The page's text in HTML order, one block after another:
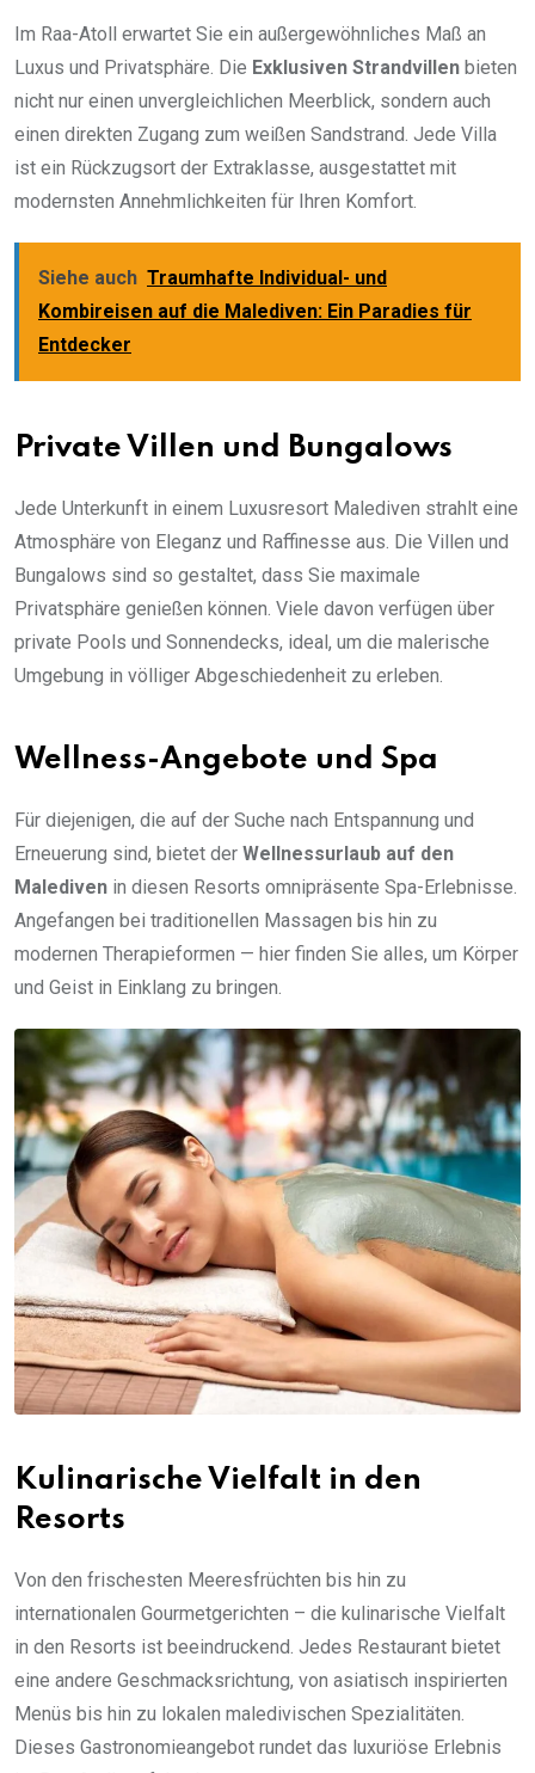
Im Raa-Atoll erwartet Sie ein außergewöhnliches Maß an
Luxus und Privatsphäre. Die Exklusiven Strandvillen bieten
nicht nur einen unvergleichlichen Meerblick, sondern auch
einen direkten Zugang zum weißen Sandstrand. Jede Villa
ist ein Rückzugsort der Extraklasse, ausgestattet mit
modernsten Annehmlichkeiten für Ihren Komfort.
Siehe auch Traumhafte Individual- und
Kombireisen auf die Malediven: Ein Paradies für
Entdecker
Private Villen und Bungalows
Jede Unterkunft in einem Luxusresort Malediven strahlt eine
Atmosphäre von Eleganz und Raffinesse aus. Die Villen und
Bungalows sind so gestaltet, dass Sie maximale
Privatsphäre genießen können. Viele davon verfügen über
private Pools und Sonnendecks, ideal, um die malerische
Umgebung in völliger Abgeschiedenheit zu erleben.
Wellness-Angebote und Spa
Für diejenigen, die auf der Suche nach Entspannung und
Erneuerung sind, bietet der Wellnessurlaub auf den
Malediven in diesen Resorts omnipräsente Spa-Erlebnisse.
Angefangen bei traditionellen Massagen bis hin zu
modernen Therapieformen — hier finden Sie alles, um Körper
und Geist in Einklang zu bringen.
Kulinarische Vielfalt in den
Resorts
Von den frischesten Meeresfrüchten bis hin zu
internationalen Gourmetgerichten – die kulinarische Vielfalt
in den Resorts ist beeindruckend. Jedes Restaurant bietet
eine andere Geschmacksrichtung, von asiatisch inspirierten
Menüs bis hin zu lokalen maledivischen Spezialitäten.
Dieses Gastronomieangebot rundet das luxuriöse Erlebnis